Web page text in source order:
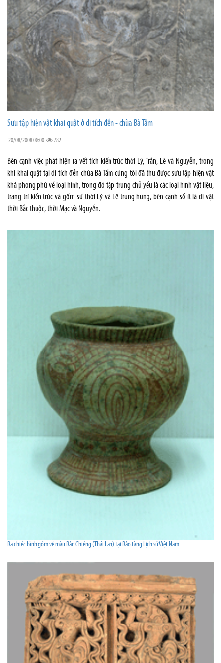
Sưu tập hiện vật khai quật ở di tích đền - chùa Bà Tấm
20/08/2008 00:00 782
Bên cạnh việc phát hiện ra vết tích kiến trúc thời Lý, Trần, Lê và Nguyễn, trong
khi khai quật tại di tích đền chùa Bà Tấm cúng tôi đã thu được sưu tập hiện vật
khá phong phú về loại hình, trong đó tập trung chủ yếu là các loại hình vật liệu,
trang trí kiến trúc và gốm sứ thời Lý và Lê trung hưng, bên cạnh số ít là di vật
thời Bắc thuộc, thời Mạc và Nguyễn.
Ba chiếc bình gốm vẽ màu Bản Chiềng (Thái Lan) tại Bảo tàng Lịch sử Việt Nam